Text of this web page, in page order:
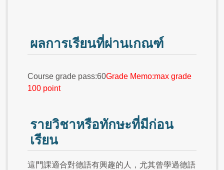
ผลการเรียนที่ผ่านเกณฑ์
Course grade pass:60Grade Memo:max grade
100 point
รายวิชาหรือทักษะที่มีก่อน
เรียน
這門課適合對德語有興趣的人，尤其曾學過德語